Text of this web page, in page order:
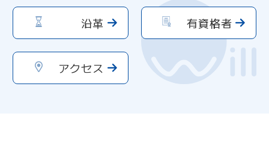
沿革 有資格者
アクセス